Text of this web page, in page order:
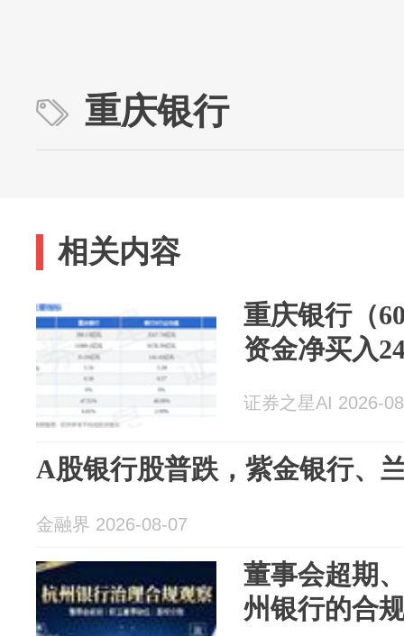
重庆银行
相关内容
重庆银行（
资金净买入
证券之星AI 2026-
A股银行股普跌，紫金银行、
金融界 2026-08-07
董事会超期
州银行的合